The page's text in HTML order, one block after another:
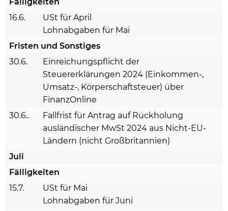
16.6.
USt für April
Lohnabgaben für Mai
Fristen und Sonstiges
30.6.
Einreichungspflicht der
Steuererklärungen 2024 (Einkommen-,
Umsatz-, Körperschaftsteuer) über
FinanzOnline
30.6..
Fallfrist für Antrag auf Rückholung
ausländischer MwSt 2024 aus Nicht-EU-
Ländern (nicht Großbritannien)
Juli
Fälligkeiten
15.7.
USt für Mai
Lohnabgaben für Juni